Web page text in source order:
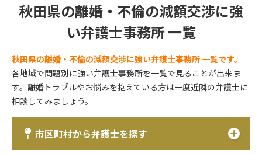
秋田県の離婚・不倫の減額交渉に強
い弁護士事務所 一覧
秋田県の離婚・不倫の減額交渉に強い弁護士事務所 一覧です。
各地域で問題別に強い弁護士事務所を一覧で見ることが出来ま
す。離婚トラブルやお悩みを抱えている方は一度近隣の弁護士に
相談してみましょう。
市区町村から弁護士を探す